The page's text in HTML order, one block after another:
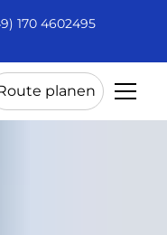
170 4602495
planen